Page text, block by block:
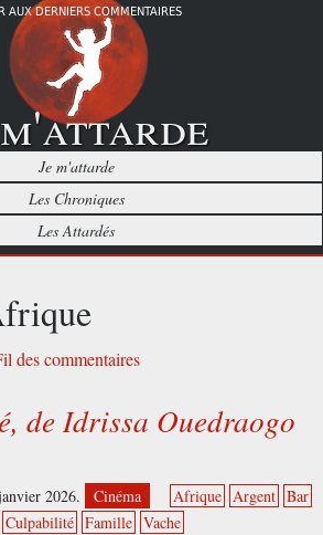
AUX DERNIERS COMMENTAIRES
Je m'attarde
Les Chroniques
Les Attardés
des commentaires
de Idrissa Ouedraogo
2026. Cinéma Afrique Argent Bar
Culpabilité Famille Vache